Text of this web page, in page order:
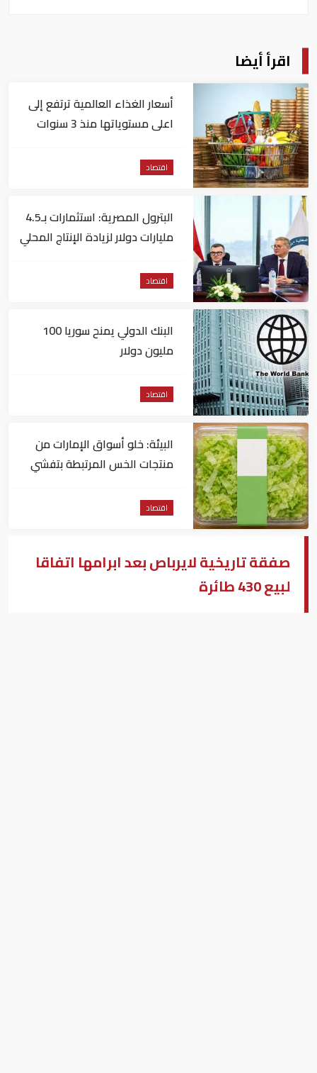
اقرأ أيضا
أسعار الغذاء العالمية ترتفع إلى
اعلى مستوياتها منذ 3 سنوات
اقتصاد
البترول المصرية: استثمارات بـ4.5
مليارات دولار لزيادة الإنتاج المحلي
اقتصاد
البنك الدولي يمنح سوريا 100
مليون دولار
اقتصاد
البيئة: خلو أسواق الإمارات من
منتجات الخس المرتبطة بتفشي
اقتصاد
صفقة تاريخية لايرباص بعد ابرامها اتفاقا
لبيع 430 طائرة